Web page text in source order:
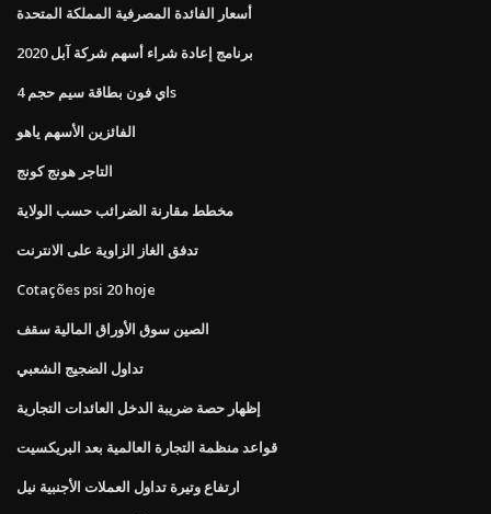
أسعار الفائدة المصرفية المملكة المتحدة
برنامج إعادة شراء أسهم شركة آبل 2020
اي فون بطاقة سيم حجم 4s
الفائزين الأسهم ياهو
التاجر هونج كونج
مخطط مقارنة الضرائب حسب الولاية
تدفق الغاز الزاوية على الانترنت
Cotações psi 20 hoje
الصين سوق الأوراق المالية سقف
تداول الضجيج الشعبي
إظهار حصة ضريبة الدخل العائدات التجارية
قواعد منظمة التجارة العالمية بعد البريكسيت
ارتفاع وتيرة تداول العملات الأجنبية نيل